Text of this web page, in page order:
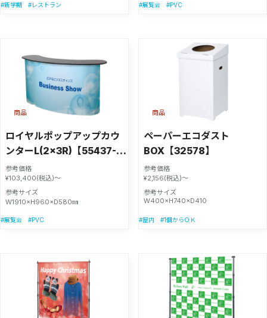
#新学期 #レストラン #展覧会 #PVC
ロイヤルポップアップカウ
ンターL(2×3R)【55437-
2】
参考価格
¥103,400(税込)～
参考サイズ
W1910×H960×D580㎜
商品
#展覧会 #PVC
ペーパーエコダスト
BOX【32578】
参考価格
¥2,156(税込)～
参考サイズ
W400×H740×D410
商品
#屋内 #1個からＯＫ